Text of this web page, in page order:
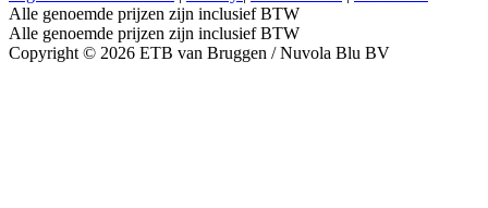
Alle genoemde prijzen zijn inclusief BTW
Alle genoemde prijzen zijn inclusief BTW
Copyright © 2026 ETB van Bruggen / Nuvola Blu BV